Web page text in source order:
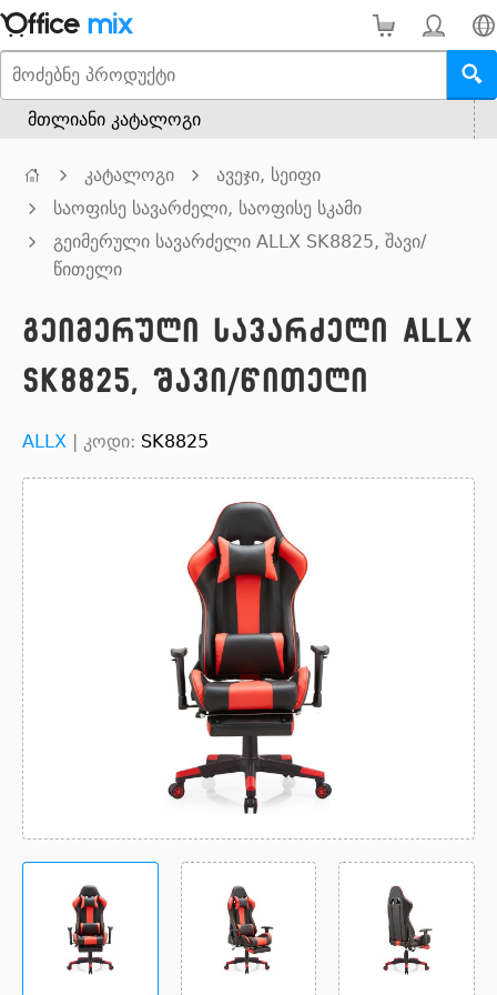
მთლიანი კატალოგი
კატალოგი
ავეჯი, სეიფი
საოფისე სავარძელი, საოფისე სკამი
გეიმერული სავარძელი ALLX SK8825, შავი/
წითელი
გეიმერული სავარძელი ALLX
SK8825, შავი/წითელი
ALLX | კოდი: SK8825